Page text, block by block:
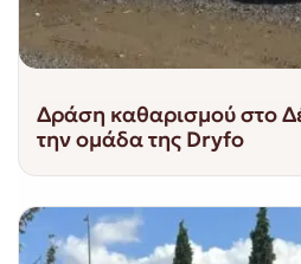
Δράση καθαρισμού στο
την ομάδα της Dryfo